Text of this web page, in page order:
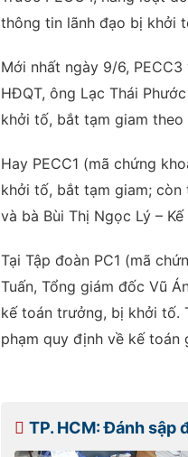
thông tin lãnh đạo bị khởi
Mới nhất ngày 9/6,
HĐQT, ông Lạc Thái
khởi tố, bắt tạm giam theo
Hay PECC1 (mã chứng
khởi tố, bắt tạm giam; còn
và bà Bùi Thị Ngọc Lý –
Tại Tập đoàn PC1 (mã
Tuấn, Tổng giám đốc Vũ
kế toán trưởng, bị khởi tố.
phạm quy định về kế toán
TP. HCM: Đánh sập